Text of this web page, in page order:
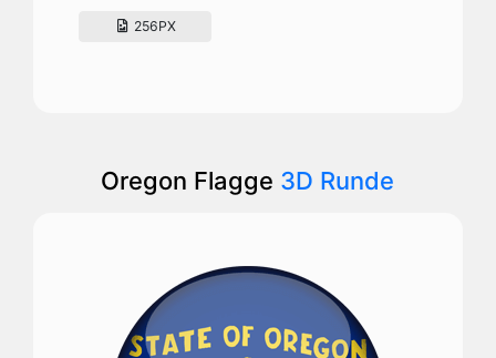
256PX
Oregon Flagge 3D Runde